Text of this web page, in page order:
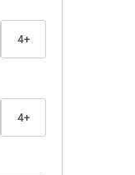
4+
4+